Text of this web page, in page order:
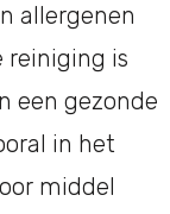
allergenen
reiniging is
een gezonde
in het
middel